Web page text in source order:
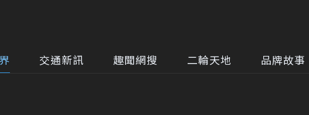
交通新訊 趣聞網搜 二輪天地 品牌故事